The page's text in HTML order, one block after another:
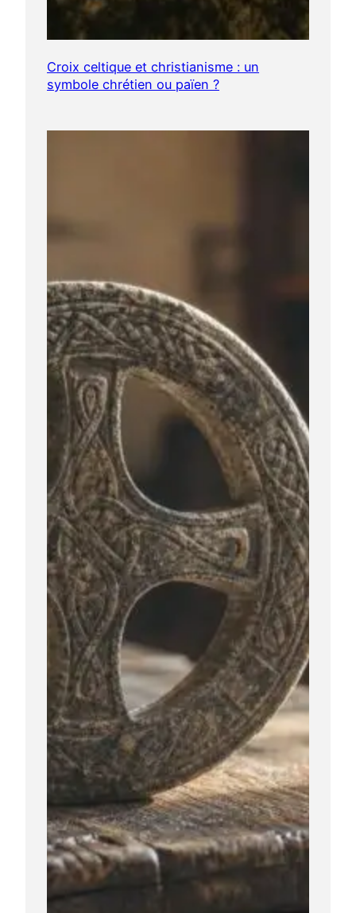
Croix celtique et christianisme : un
symbole chrétien ou païen ?